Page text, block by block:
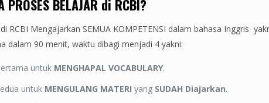
PROSES BELAJAR di RCBI?
RCBI Mengajarkan SEMUA KOMPETENSI dalam bahasa Inggris
dalam 90 menit, waktu dibagi menjadi 4 yakni:
untuk MENGHAPAL VOCABULARY.
untuk MENGULANG MATERI yang SUDAH Diajarkan.